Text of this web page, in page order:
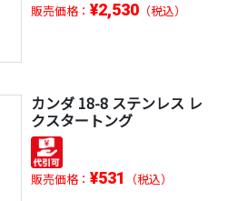
販売価格： ¥2,530（税込）
カンダ 18-8 ステンレス レ
クスタートング
販売価格： ¥531 （税込）